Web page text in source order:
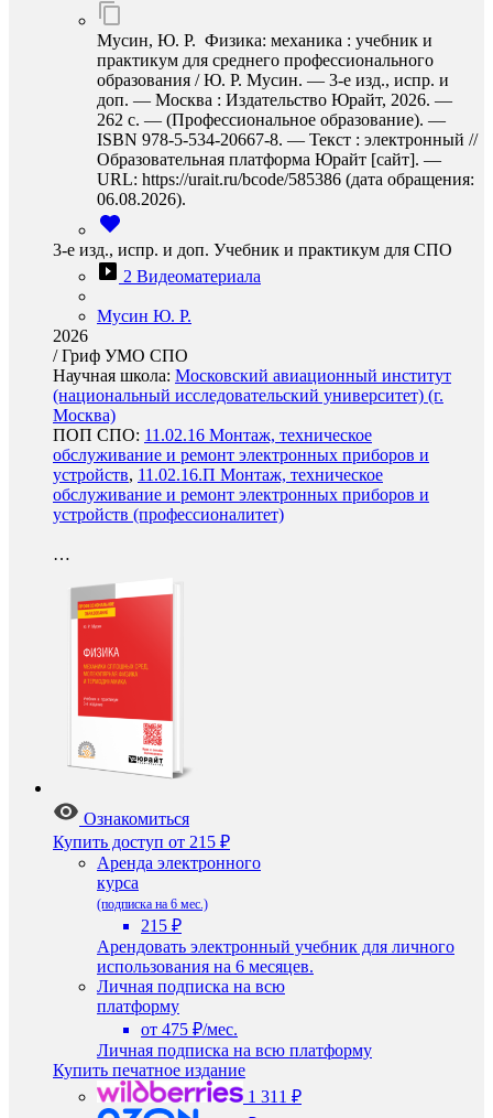
Мусин, Ю. Р. Физика: механика : учебник и
практикум для среднего профессионального
образования / Ю. Р. Мусин. — 3-е изд., испр. и
доп. — Москва : Издательство Юрайт, 2026. —
262 с. — (Профессиональное образование). —
ISBN 978-5-534-20667-8. — Текст : электронный //
Образовательная платформа Юрайт [сайт]. —
URL: https://urait.ru/bcode/585386 (дата обращения:
06.08.2026).
3-е изд., испр. и доп. Учебник и практикум для СПО
2 Видеоматериала
Мусин Ю. Р.
2026
/Гриф УМО СПО
Научная школа: Московский авиационный институт
(национальный исследовательский университет) (г.
Москва)
ПОП СПО: 11.02.16 Монтаж, техническое
обслуживание и ремонт электронных приборов и
устройств, 11.02.16.П Монтаж, техническое
обслуживание и ремонт электронных приборов и
устройств (профессионалитет)
…
Ознакомиться
Купить доступ от 215 ₽
Аренда электронного
курса
(подписка на 6 мес.)
215 ₽
Арендовать электронный учебник для личного
использования на 6 месяцев.
Личная подписка на всю
платформу
от 475 ₽/мес.
Личная подписка на всю платформу
Купить печатное издание
1 311 ₽